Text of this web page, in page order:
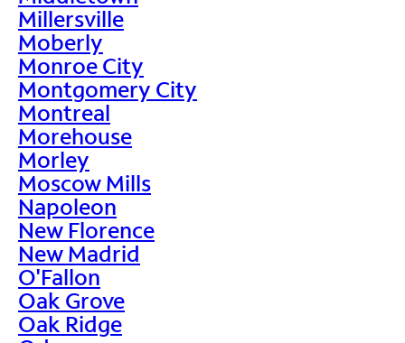
Millersville
Moberly
Monroe City
Montgomery City
Montreal
Morehouse
Morley
Moscow Mills
Napoleon
New Florence
New Madrid
O'Fallon
Oak Grove
Oak Ridge